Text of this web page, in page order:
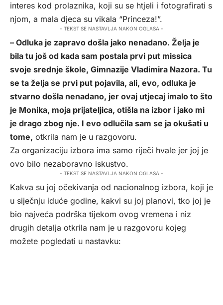
interes kod prolaznika, koji su se htjeli i fotografirati s
njom, a mala djeca su vikala “Princeza!”.
- TEKST SE NASTAVLJA NAKON OGLASA -
– Odluka je zapravo došla jako nenadano. Želja je
bila tu još od kada sam postala prvi put missica
svoje srednje škole, Gimnazije Vladimira Nazora. Tu
se ta želja se prvi put pojavila, ali, evo, odluka je
stvarno došla nenadano, jer ovaj utjecaj imalo to što
je Monika, moja prijateljica, otišla na izbor i jako mi
je drago zbog nje. I evo odlučila sam se ja okušati u
tome, otkrila nam je u razgovoru.
Za organizaciju izbora ima samo riječi hvale jer joj je
ovo bilo nezaboravno iskustvo.
- TEKST SE NASTAVLJA NAKON OGLASA -
Kakva su joj očekivanja od nacionalnog izbora, koji je
u siječnju iduće godine, kakvi su joj planovi, tko joj je
bio najveća podrška tijekom ovog vremena i niz
drugih detalja otkrila nam je u razgovoru kojeg
možete pogledati u nastavku: